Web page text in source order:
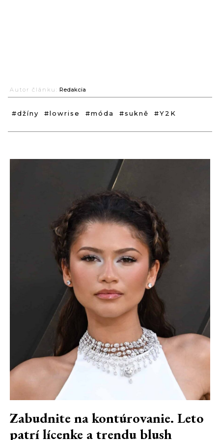
Autor článku: Redakcia
#džíny #lowrise #móda #sukně #Y2K
Zabudnite na kontúrovanie. Leto
patrí lícenke a trendu blush